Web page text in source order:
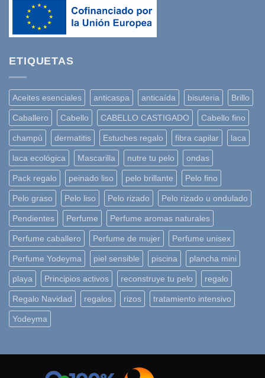
ETIQUETAS
Aceites esenciales anticaspa anticaída bisuteria Brillo
Caballero Cabello CABELLO CASTIGADO Cabello fino
champú dermatitis Estuches regalo fibra capilar laca
laca ecológica Mascarilla nutre tu pelo ondas
Pack regalo peinado liso pelo brillante Pelo fino
Pelo graso Pelo liso Pelo rizado Pelo rizado u ondulado
Pendientes Perfume Perfume aromas naturales
Perfume caballero Perfume de mujer Perfume unisex
Perfume Yodeyma piel sensible piscina plancha mini
playa Principios activos reconstruye tu pelo regalo
Regalo Navidad regalos rizos tratamiento intensivo
Yodeyma